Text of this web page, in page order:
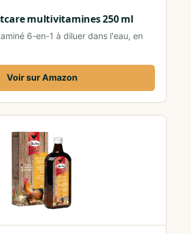
multivitamines 250 ml
6-en-1 à diluer dans l'eau, en
Voir sur Amazon